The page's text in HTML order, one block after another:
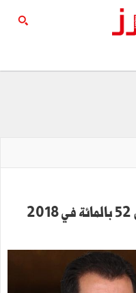
ارتفاع العجز الطاقي لتونس إلى 52 بالمائة في 2018